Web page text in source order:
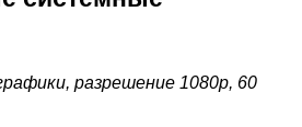
разрешение 1080p, 60